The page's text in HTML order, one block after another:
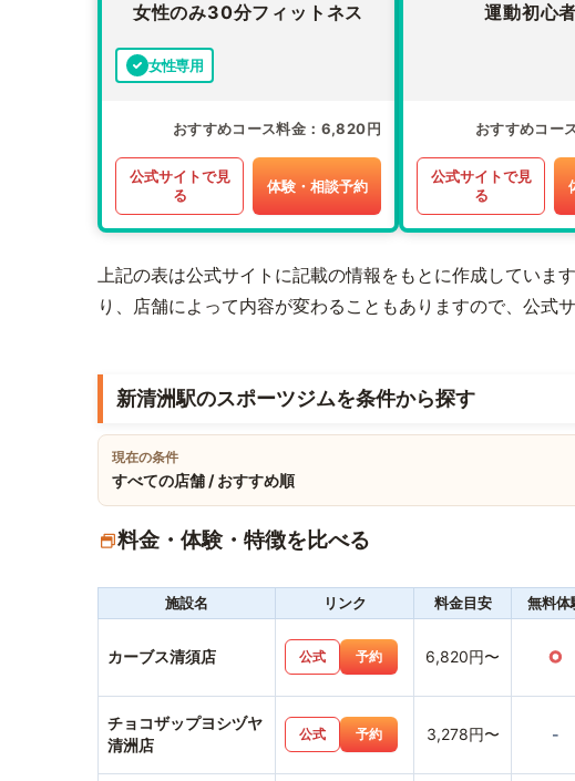
女性のみ30分フィットネス
女性専用
おすすめコース料金 6,820円
公式サイトで見
る
体験・相談予約
運動初心
おすすめコー
公式サイトで見
る
上記の表は公式サイトに記載の情報をもとに作成していま
り、店舗によって内容が変わることもありますので、公式
新清洲駅のスポーツジムを条件から探す
現在の条件
すべての店舗 / おすすめ順
料金・体験・特徴を比べる
施設名 リンク 料金目安 無料体
カーブス清須店 公式 予約 6,820円〜 ○
チョコザップヨシヅヤ
清洲店
公式 予約 3,278円〜 -